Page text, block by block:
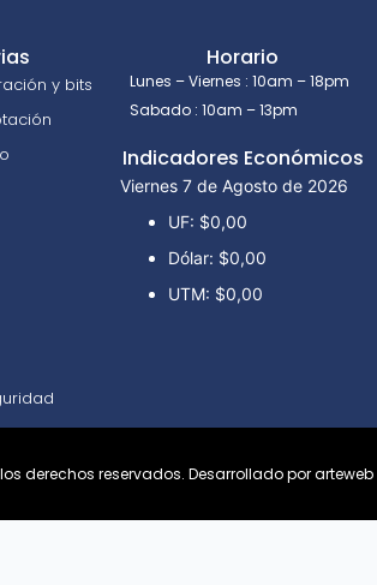
y bits
Horario
Lunes – Viernes : 10am – 18pm
Sabado : 10am – 13pm
Indicadores Económicos
Viernes 7 de Agosto de 2026
UF: $0,00
Dólar: $0,00
UTM: $0,00
derechos reservados. Desarrollado por arteweb